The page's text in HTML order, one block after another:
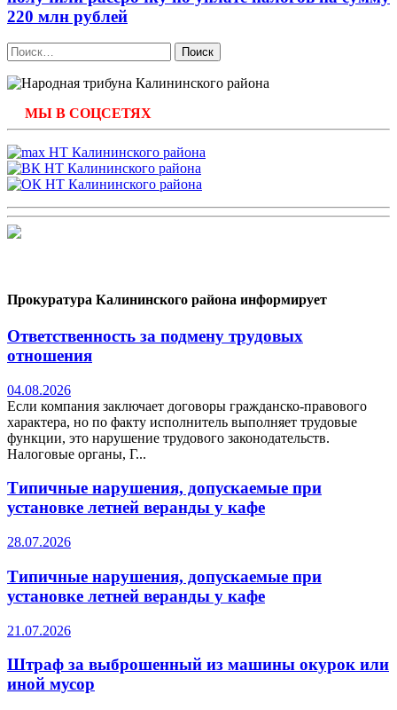
220 млн рублей
Найти:
МЫ В СОЦСЕТЯХ
Прокуратура Калининского района информирует
Ответственность за подмену трудовых
отношения
04.08.2026
Если компания заключает договоры гражданско-правового
характера, но по факту исполнитель выполняет трудовые
функции, это нарушение трудового законодательств.
Налоговые органы, Г...
Типичные нарушения, допускаемые при
установке летней веранды у кафе
28.07.2026
Типичные нарушения, допускаемые при
установке летней веранды у кафе
21.07.2026
Штраф за выброшенный из машины окурок или
иной мусор